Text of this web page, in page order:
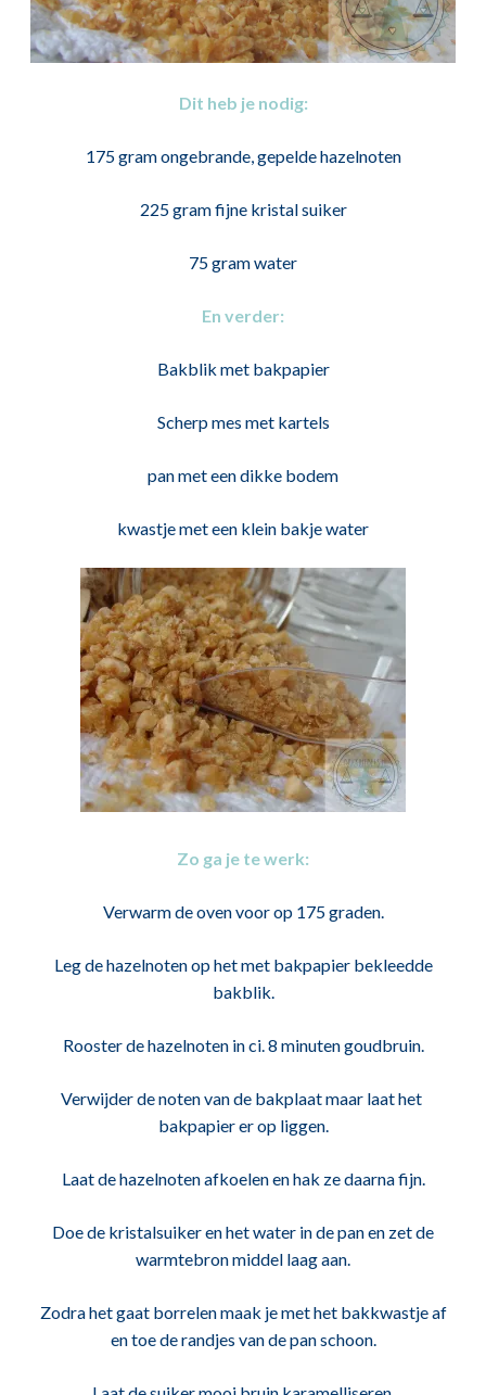
Dit heb je nodig:
175 gram ongebrande, gepelde hazelnoten
225 gram fijne kristal suiker
75 gram water
En verder:
Bakblik met bakpapier
Scherp mes met kartels
pan met een dikke bodem
kwastje met een klein bakje water
Zo ga je te werk:
Verwarm de oven voor op 175 graden.
Leg de hazelnoten op het met bakpapier bekleedde
bakblik.
Rooster de hazelnoten in ci. 8 minuten goudbruin.
Verwijder de noten van de bakplaat maar laat het
bakpapier er op liggen.
Laat de hazelnoten afkoelen en hak ze daarna fijn.
Doe de kristalsuiker en het water in de pan en zet de
warmtebron middel laag aan.
Zodra het gaat borrelen maak je met het bakkwastje af
en toe de randjes van de pan schoon.